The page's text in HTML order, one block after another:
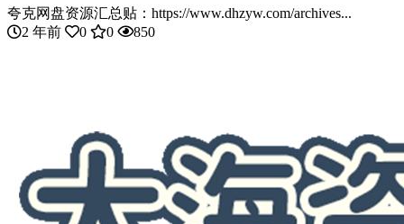
夸克网盘资源汇总贴：https://www.dhzyw.com/archives...
2 年前
0 0 850